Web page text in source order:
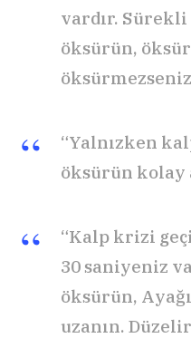
vardır. Sürekli
öksürün,
“Yalnızken
öksürün kolay
“Kalp krizi
30 saniyeniz
öksürün,
uzanın.